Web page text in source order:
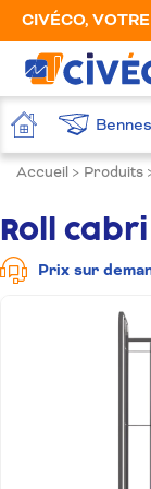
CIVÉCO,
Accueil Bennes
Accueil > Produits
Roll cabri
Prix sur